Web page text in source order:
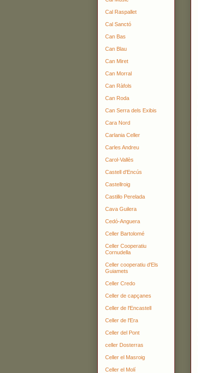
Cal Raspallet
Cal Sanctó
Can Bas
Can Blau
Can Miret
Can Morral
Can Ràfols
Can Roda
Can Serra dels Exibis
Cara Nord
Carlania Celler
Carles Andreu
Carol-Vallès
Castell d'Encús
Castellroig
Castillo Perelada
Cava Guilera
Cedó-Anguera
Celler Bartolomé
Celler Cooperatiu
Cornudella
Celler cooperatiu d'Els
Guiamets
Celler Credo
Celler de capçanes
Celler de l'Encastell
Celler de l'Era
Celler del Pont
celler Dosterras
Celler el Masroig
Celler el Molí